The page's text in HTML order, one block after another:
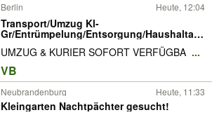
Berlin Heute, 12:04
Transport/Umzug Kl-
Gr/Entrümpelung/Entsorgung/Haushaltau
UMZUG & KURIER SOFORT VERFÜGBA ...
VB
Neubrandenburg Heute, 11:33
Kleingarten Nachtpächter gesucht!